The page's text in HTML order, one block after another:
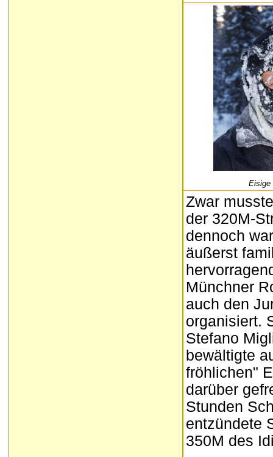
Eisige
Zwar
der 320M-
dennoch
äußerst
Münchner
auch den
organisiert.
Stefano
bewältigte
fröhlichen"
darüber
Stunden
entzündete
350M des